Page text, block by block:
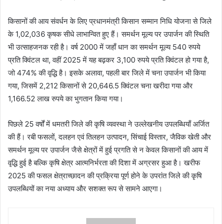
किसानों की आय संवर्धन के लिए प्रधानमंत्री किसान सम्मान निधि योजना से जिले
के 1,02,036 कृषक सीधे लाभान्वित हुए हैं। समर्थन मूल्य पर उपार्जन की स्थिति
भी उत्साहजनक रही है। वर्ष 2000 में जहाँ धान का समर्थन मूल्य 540 रुपये
प्रति क्विंटल था, वहीं 2025 में यह बढ़कर 3,100 रुपये प्रति क्विंटल हो गया है,
जो 474% की वृद्धि है। इसके अलावा, पहली बार जिले में चना उपार्जन भी किया
गया, जिसमें 2,212 किसानों से 20,646.5 क्विंटल चना खरीदा गया और
1,166.52 लाख रुपये का भुगतान किया गया।
पिछले 25 वर्षों में धमतरी जिले की कृषि व्यवस्था ने उल्लेखनीय उपलब्धियाँ अर्जित
की हैं। रबी फसलों, दलहन एवं तिलहन उत्पादन, सिंचाई विस्तार, जैविक खेती और
समर्थन मूल्य पर उपार्जन जैसे क्षेत्रों में हुई प्रगति से न केवल किसानों की आय में
वृद्धि हुई है बल्कि कृषि क्षेत्र आत्मनिर्भरता की दिशा में अग्रसर हुआ है। खरीफ
2025 की फसल क्षेत्राच्छादन की प्रक्रिया पूर्ण होने के उपरांत जिले की कृषि
उपलब्धियों का नया अध्याय और सशक्त रूप से सामने आएगा।